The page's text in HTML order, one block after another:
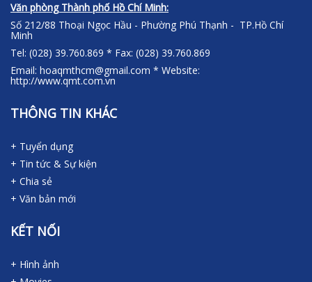
Văn phòng Thành phố Hồ Chí Minh:
Số 212/88 Thoại Ngọc Hầu - Phường Phú Thạnh - TP.Hồ Chí
Minh
Tel: (028) 39.760.869 * Fax: (028) 39.760.869
Email: hoaqmthcm@gmail.com * Website:
http://www.qmt.com.vn
THÔNG TIN KHÁC
+ Tuyển dụng
+ Tin tức & Sự kiện
+ Chia sẻ
+ Văn bản mới
KẾT NỐI
+ Hình ảnh